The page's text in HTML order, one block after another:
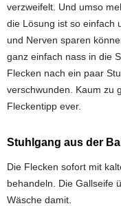
verzweifelt. Und umso
die Lösung ist so einfach
und Nerven sparen
ganz einfach nass in die
Flecken nach ein paar
verschwunden. Kaum zu
Fleckentipp ever.
Stuhlgang aus der
Die Flecken sofort mit
behandeln. Die Gallseife
Wäsche damit.